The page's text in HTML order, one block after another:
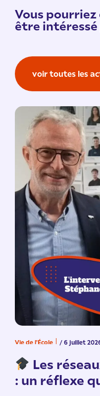
Vous
être
voir toutes les
Vie de l'École / 6 juillet
Les
: un réflexe